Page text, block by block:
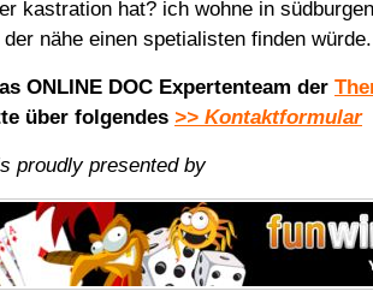
kastration hat? ich wohne in
nähe einen spetialisten finden
ONLINE DOC Expertenteam der
über folgendes >> Kontaktformular
proudly presented by